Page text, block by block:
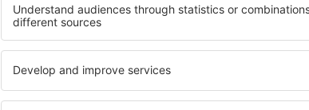
Descarcă aplicația noastră